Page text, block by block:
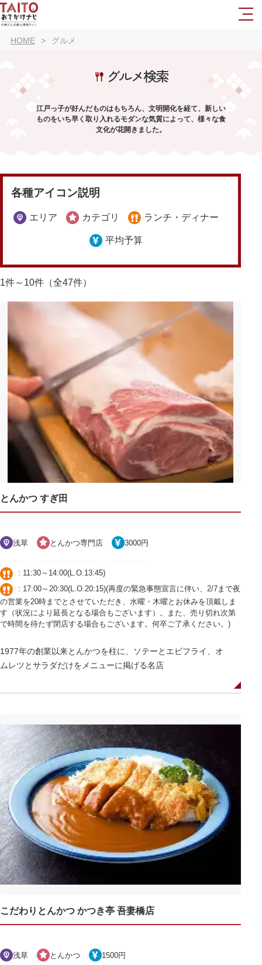
HOME グルメ
グルメ検索
江戸っ子が好んだものはもちろん、文明開化を経て、新しい
ものをいち早く取り入れるモダンな気質によって、様々な食
文化が花開きました。
各種アイコン説明
エリア カテゴリ ランチ・ディナー
平均予算
1件～10件（全47件）
とんかつ すぎ田
浅草 とんかつ専門店 3000円
: 11:30～14:00(L.O.13:45)
: 17:00～20:30(L.O.20:15)(再度の緊急事態宣言に伴い、2/7まで夜
の営業を20時までとさせていただき、水曜・木曜とお休みを頂戴しま
す（状況により延長となる場合もございます）。また、売り切れ次第
で時間を待たず閉店する場合もございます。何卒ご了承ください。)
1977年の創業以来とんかつを柱に、ソテーとエビフライ、オ
ムレツとサラダだけをメニューに掲げる名店
こだわりとんかつ かつき亭 吾妻橋店
浅草 とんかつ 1500円